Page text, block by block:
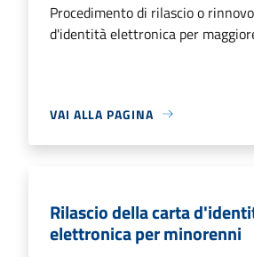
Procedimento di rilascio o
d'identità elettronica per
VAI ALLA PAGINA
Rilascio della carta
elettronica per minorenni